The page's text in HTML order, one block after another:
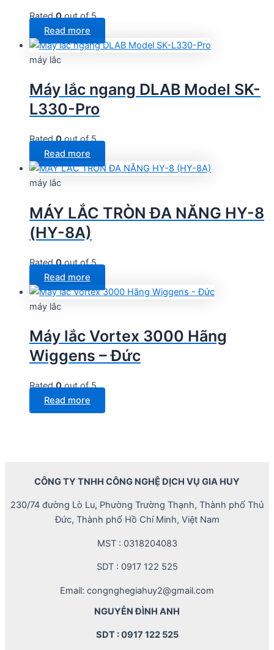
Rated0out of 5
Read more
máy lắc
Máy lắc ngang DLAB Model SK-
L330-Pro
Rated0out of 5
Read more
máy lắc
MÁY LẮC TRÒN ĐA NĂNG HY-8
(HY-8A)
Rated0out of 5
Read more
máy lắc
Máy lắc Vortex 3000 Hãng
Wiggens – Đức
Rated0out of 5
Read more
CÔNG TY TNHH CÔNG NGHỆ DỊCH VỤ GIA HUY
230/74 đường Lò Lu, Phường Trường Thạnh, Thành phố Thủ
Đức, Thành phố Hồ Chí Minh, Việt Nam
MST : 0318204083
SDT : 0917 122 525
Email: congnghegiahuy2@gmail.com
NGUYỄN ĐÌNH ANH
SDT : 0917 122 525